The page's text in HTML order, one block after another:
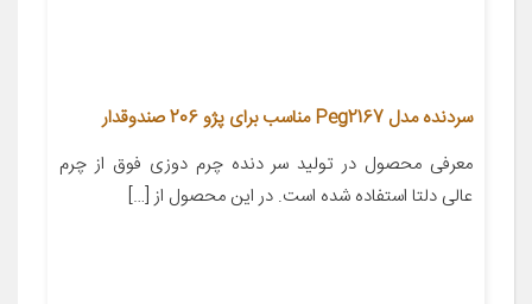
سردنده مدل Peg2167 مناسب برای پژو 206 صندوقدار
معرفی محصول در تولید سر دنده چرم دوزی فوق از چرم
عالی دلتا استفاده شده است. در این محصول از […]